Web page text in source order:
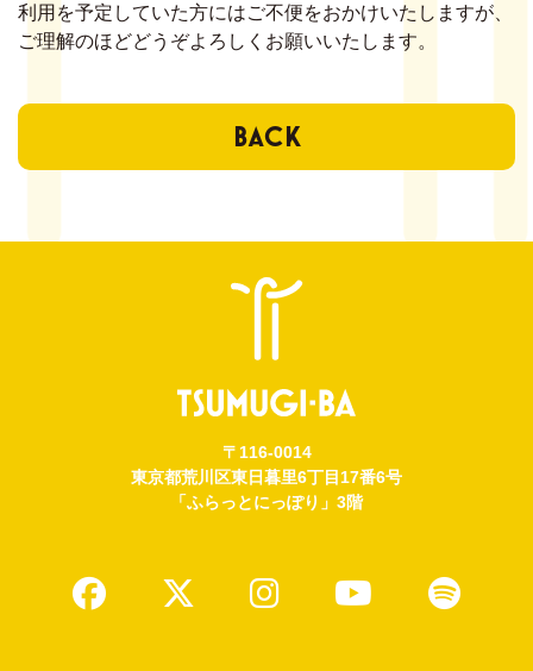
FAQ
ENTRY
利用を予定していた方にはご不便をおかけいたしますが、
ご理解のほどどうぞよろしくお願いいたします。
BACK
〒116-0014
東京都荒川区東日暮里6丁目17番6号
「ふらっとにっぽり」3階